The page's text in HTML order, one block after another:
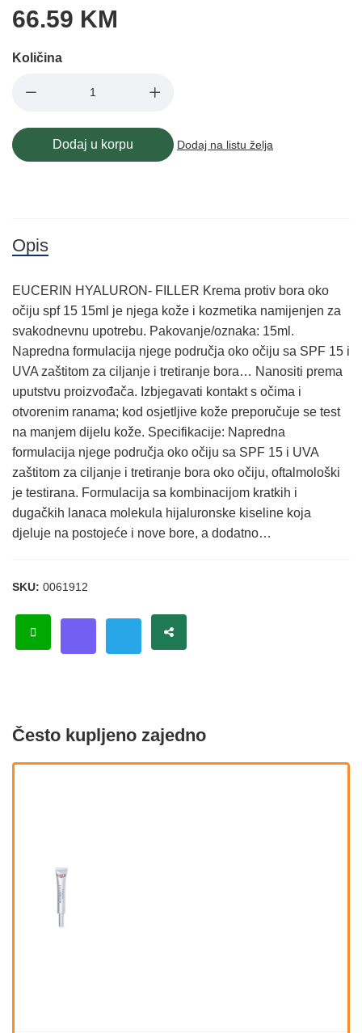
66.59 KM
Količina
Dodaj u korpu Dodaj na listu želja
Opis
EUCERIN HYALURON- FILLER Krema protiv bora oko
očiju spf 15 15ml je njega kože i kozmetika namijenjen za
svakodnevnu upotrebu. Pakovanje/oznaka: 15ml.
Napredna formulacija njege područja oko očiju sa SPF 15 i
UVA zaštitom za ciljanje i tretiranje bora… Nanositi prema
uputstvu proizvođača. Izbjegavati kontakt s očima i
otvorenim ranama; kod osjetljive kože preporučuje se test
na manjem dijelu kože. Specifikacije: Napredna
formulacija njege područja oko očiju sa SPF 15 i UVA
zaštitom za ciljanje i tretiranje bora oko očiju, oftalmološki
je testirana. Formulacija sa kombinacijom kratkih i
dugačkih lanaca molekula hijaluronske kiseline koja
djeluje na postojeće i nove bore, a dodatno…
SKU: 0061912
Često kupljeno zajedno